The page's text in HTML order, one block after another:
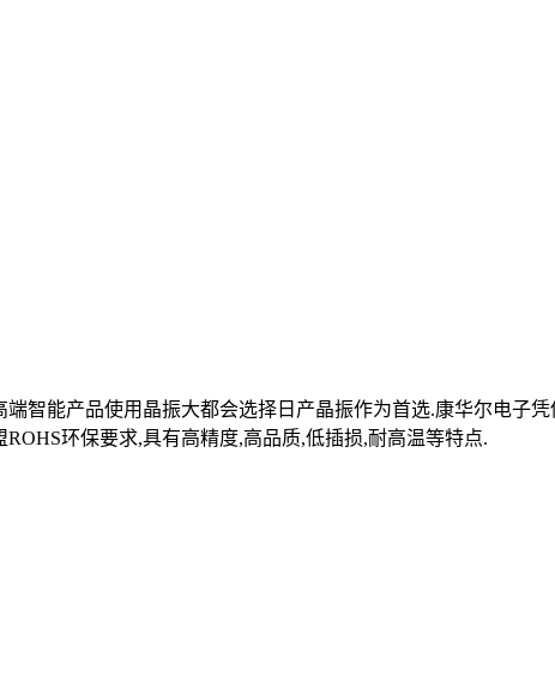
端智能产品使用晶振大都会选择日产晶振作为首选.康华尔电
环保要求,具有高精度,高品质,低插损,耐高温等特点.